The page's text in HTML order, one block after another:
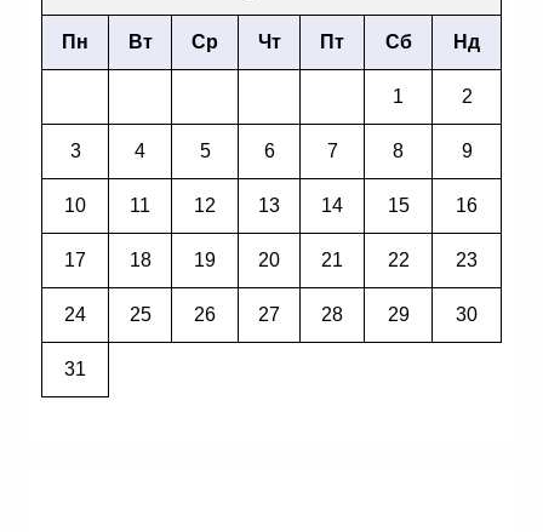
Пн Вт Ср Чт Пт Сб Нд
1 2
3 4 5 6 7 8 9
10 11 12 13 14 15 16
17 18 19 20 21 22 23
24 25 26 27 28 29 30
31